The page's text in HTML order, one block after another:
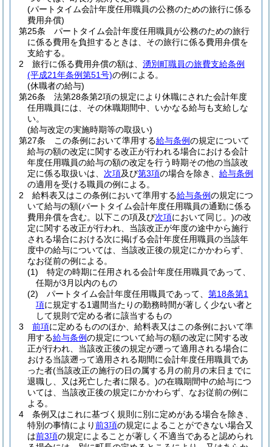
(パートタイム会計年度任用職員の公務のための旅行に係る
費用弁償)
第25条
パートタイム会計年度任用職員が公務のための旅行
に係る費用を負担するときは、その旅行に係る費用弁償を
支給する。
2
旅行に係る費用弁償の額は、 湧別町職員の旅費支給条例
(平成21年条例第51号)の例による。
(休職者の給与)
第26条
法第28条第2項の規定により休職にされた会計年度
任用職員には、その休職期間中、いかなる給与も支給しな
い。
(給与改定の実施時期等の取扱い)
第27条
この条例において準用する給与条例の規定について
給与の額の改定に関する改正が行われる場合における会計
年度任用職員の給与の額の改定を行う時期その他の当該改
定に係る取扱いは、 次項及び第3項の場合を除き、 給与条例
の適用を受ける職員の例による。
2
給料表又はこの条例において準用する給与条例の規定につ
いて給与の額(パートタイム会計年度任用職員の通勤に係る
費用弁償を含む。以下この項及び次項において同じ。)の改
定に関する改正が行われ、当該改正が年度の途中から施行
される場合における次に掲げる会計年度任用職員の当該年
度中の給与については、当該改正後の規定にかかわらず、
なお従前の例による。
(1)
特定の時期に任用される会計年度任用職員であって、
任期が3月以内のもの
(2)
パートタイム会計年度任用職員であって、 第18条第1
項に規定する1週間当たりの勤務時間が著しく少ない者と
して規則で定める者に該当するもの
3
前項に定めるもののほか、給料表又はこの条例において準
用する給与条例の規定について給与の額の改定に関する改
正が行われ、当該改正後の規定が遡って適用される場合に
おける当該遡って適用される期間に会計年度任用職員であ
った者(当該改正の施行の日の属する月の前月の末日までに
退職し、又は死亡した者に限る。)の在職期間中の給与につ
いては、当該改正後の規定にかかわらず、なお従前の例に
よる。
4
条例又はこれに基づく規則に別に定めがある場合を除き、
特別の事情により前3項の規定によることができない場合又
は前3項の規定によることが著しく不適当であると認められ